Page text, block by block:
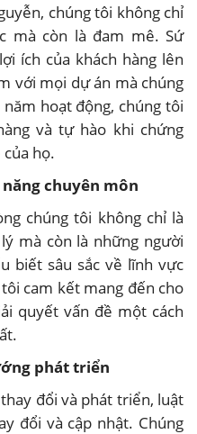
chúng tôi không chỉ
mà còn là đam mê. Sứ
ích của khách hàng lên
với mọi dự án mà chúng
hoạt động, chúng tôi
và tự hào khi chứng
họ.
chuyên môn
chúng tôi không chỉ là
mà còn là những người
biết sâu sắc về lĩnh vực
cam kết mang đến cho
quyết vấn đề một cách
phát triển
đổi và phát triển, luật
đổi và cập nhật. Chúng